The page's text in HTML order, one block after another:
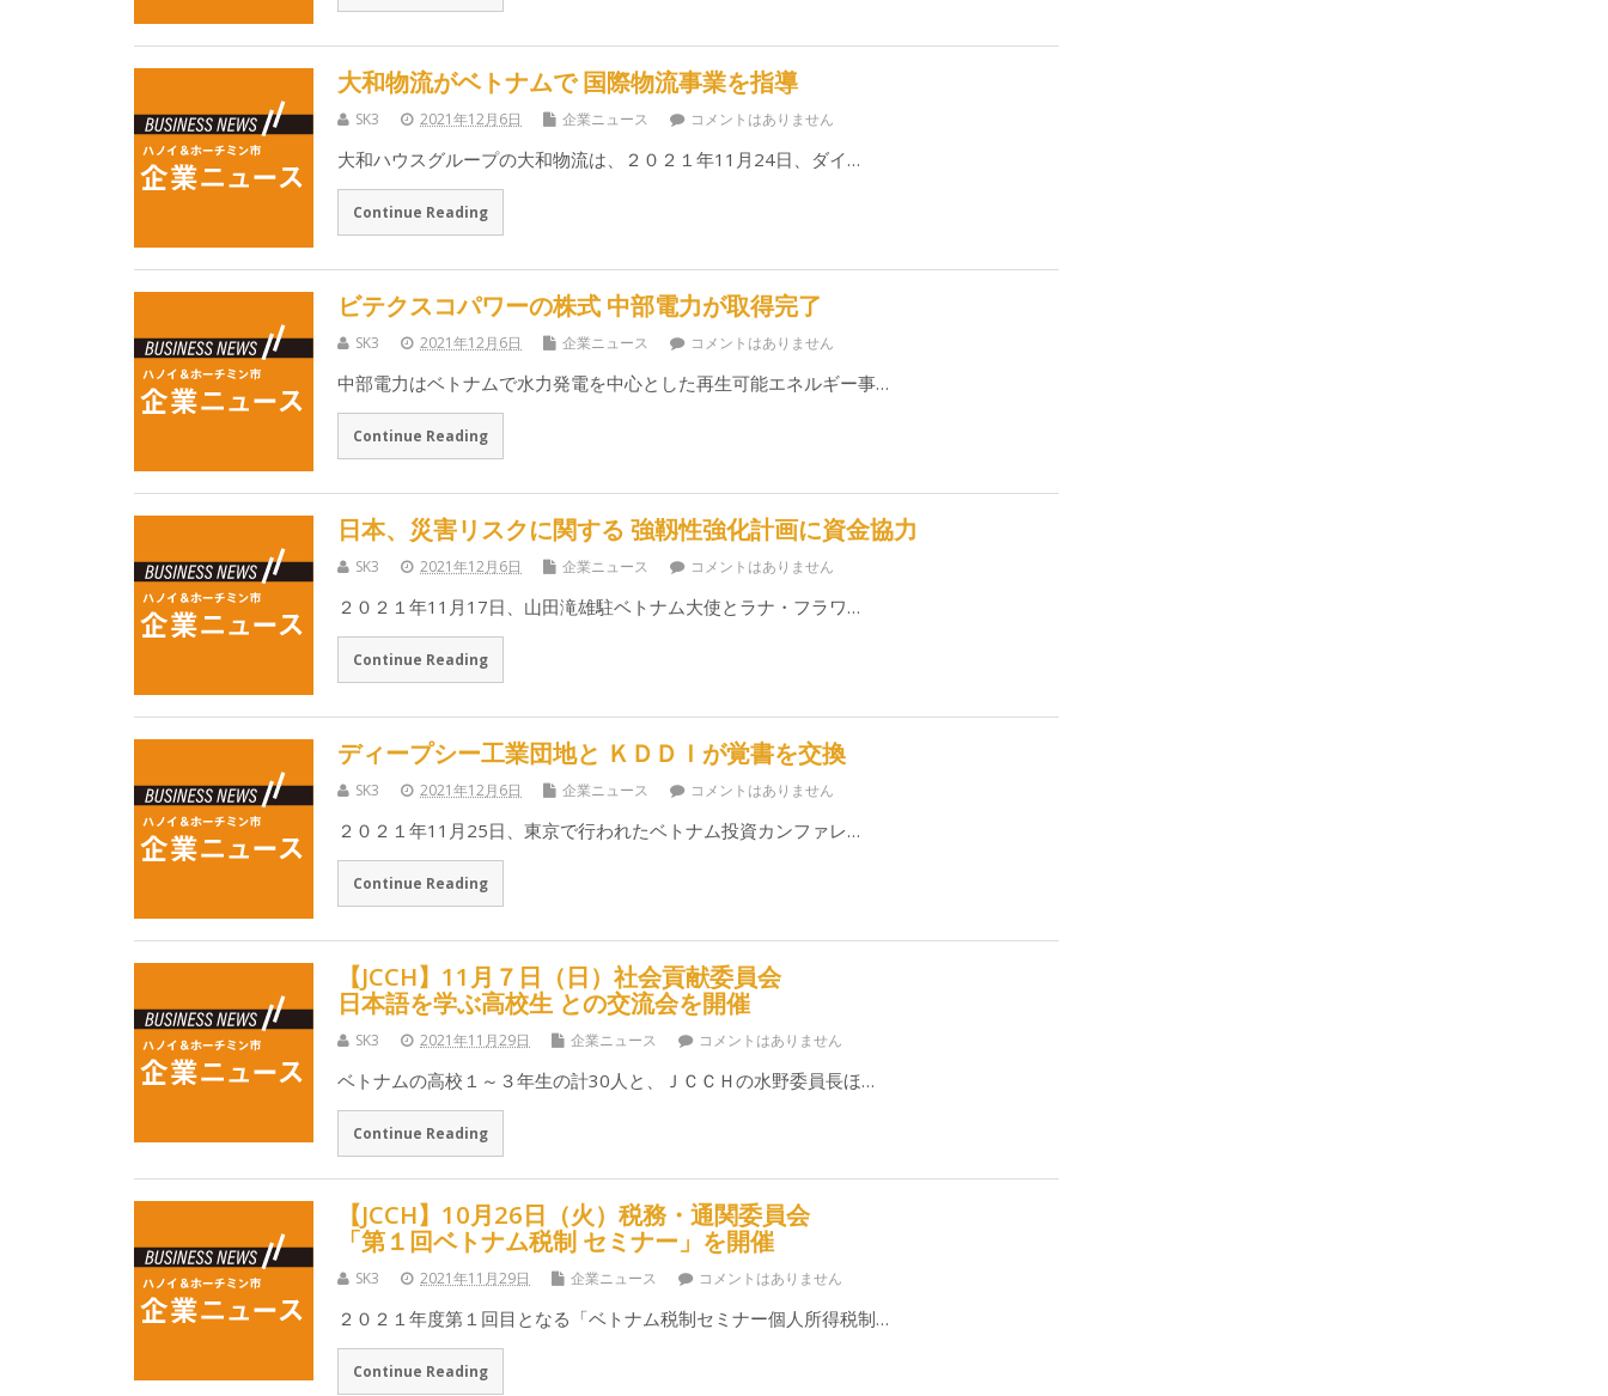
大和物流がベトナムで 国際物流事業を指導
SK3 2021年12月6日 企業ニュース コメントはありません
大和ハウスグループの大和物流は、２０２１年11月24日、ダイ…
Continue Reading
ビテクスコパワーの株式 中部電力が取得完了
SK3 2021年12月6日 企業ニュース コメントはありません
中部電力はベトナムで水力発電を中心とした再生可能エネルギー事…
Continue Reading
日本、災害リスクに関する 強靱性強化計画に資金協力
SK3 2021年12月6日 企業ニュース コメントはありません
２０２１年11月17日、山田滝雄駐ベトナム大使とラナ・フラワ…
Continue Reading
ディープシー工業団地と ＫＤＤＩが覚書を交換
SK3 2021年12月6日 企業ニュース コメントはありません
２０２１年11月25日、東京で行われたベトナム投資カンファレ…
Continue Reading
【JCCH】11月７日（日）社会貢献委員会
日本語を学ぶ高校生 との交流会を開催
SK3 2021年11月29日 企業ニュース コメントはありません
ベトナムの高校１～３年生の計30人と、ＪＣＣＨの水野委員長ほ…
Continue Reading
【JCCH】10月26日（火）税務・通関委員会
「第１回ベトナム税制 セミナー」を開催
SK3 2021年11月29日 企業ニュース コメントはありません
２０２１年度第１回目となる「ベトナム税制セミナー個人所得税制…
Continue Reading